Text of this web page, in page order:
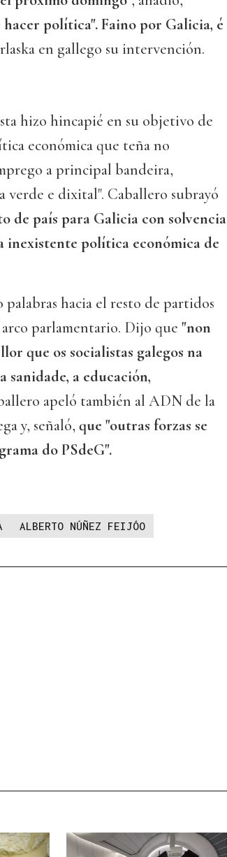
política". Faino por Galicia, é
en gallego su intervención.
hizo hincapié en su objetivo de
económica que teña no
a principal bandeira,
verde e dixital". Caballero subrayó
de país para Galicia con solvencia
inexistente política económica de
hacia el resto de partidos
parlamentario. Dijo que "non
que os socialistas galegos na
sanidade, a educación,
apeló también al ADN de la
y, señaló, que "outras forzas se
do PSdeG".
ALBERTO NÚÑEZ FEIJÓO